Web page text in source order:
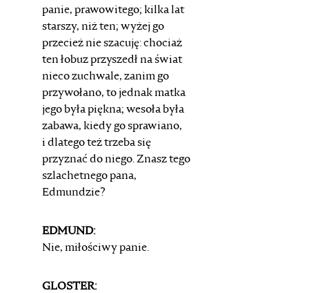
panie, prawowitego; kilka lat
starszy, niż ten; wyżej go
przecież nie szacuję:chociaż
ten łobuz przyszedł na świat
nieco zuchwale, zanim go
przywołano, to jednak matka
jego była piękna; wesoła była
zabawa, kiedy go sprawiano,
i dlatego teżtrzeba się
przyznać do niego. Znasz tego
szlachetnegopana,
Edmundzie?
EDMUND:
Nie, miłościwy panie.
GLOSTER: